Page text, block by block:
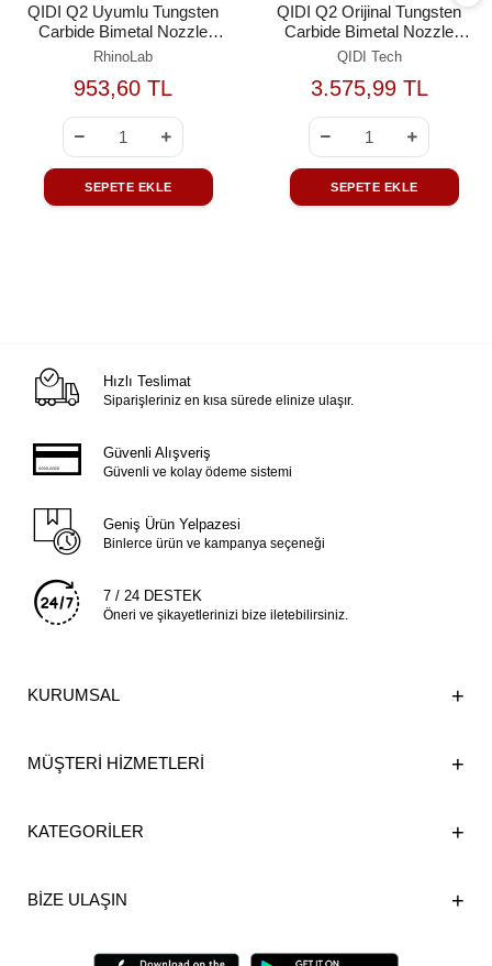
QIDI Q2 Uyumlu Tungsten
Carbide Bimetal Nozzle
0.8mm
RhinoLab
953,60 TL
SEPETE EKLE
QIDI Q2 Orijinal Tungsten
Carbide Bimetal Nozzle
0.8mm
QIDI Tech
3.575,99 TL
SEPETE EKLE
Hızlı Teslimat
Siparişleriniz en kısa sürede elinize ulaşır.
Güvenli Alışveriş
Güvenli ve kolay ödeme sistemi
Geniş Ürün Yelpazesi
Binlerce ürün ve kampanya seçeneği
7 / 24 DESTEK
Öneri ve şikayetlerinizi bize iletebilirsiniz.
KURUMSAL
MÜŞTERİ HİZMETLERİ
KATEGORİLER
BİZE ULAŞIN